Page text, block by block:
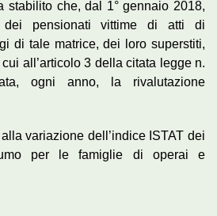
stabilito che, dal 1° gennaio 2018,
dei pensionati vittime di atti di
di tale matrice, dei loro superstiti,
all’articolo 3 della citata legge n.
ogni anno, la rivalutazione
variazione dell’indice ISTAT dei
per le famiglie di operai e